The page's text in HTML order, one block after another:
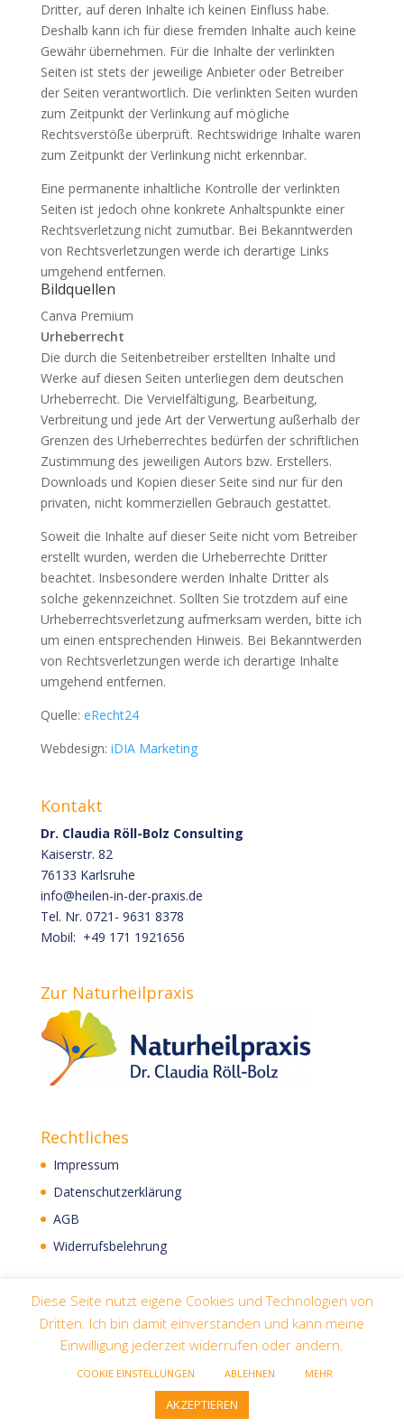
Dritter, auf deren Inhalte ich keinen Einfluss habe.
Deshalb kann ich für diese fremden Inhalte auch keine
Gewähr übernehmen. Für die Inhalte der verlinkten
Seiten ist stets der jeweilige Anbieter oder Betreiber
der Seiten verantwortlich. Die verlinkten Seiten wurden
zum Zeitpunkt der Verlinkung auf mögliche
Rechtsverstöße überprüft. Rechtswidrige Inhalte waren
zum Zeitpunkt der Verlinkung nicht erkennbar.
Eine permanente inhaltliche Kontrolle der verlinkten
Seiten ist jedoch ohne konkrete Anhaltspunkte einer
Rechtsverletzung nicht zumutbar. Bei Bekanntwerden
von Rechtsverletzungen werde ich derartige Links
umgehend entfernen.
Bildquellen
Canva Premium
Urheberrecht
Die durch die Seitenbetreiber erstellten Inhalte und
Werke auf diesen Seiten unterliegen dem deutschen
Urheberrecht. Die Vervielfältigung, Bearbeitung,
Verbreitung und jede Art der Verwertung außerhalb der
Grenzen des Urheberrechtes bedürfen der schriftlichen
Zustimmung des jeweiligen Autors bzw. Erstellers.
Downloads und Kopien dieser Seite sind nur für den
privaten, nicht kommerziellen Gebrauch gestattet.
Soweit die Inhalte auf dieser Seite nicht vom Betreiber
erstellt wurden, werden die Urheberrechte Dritter
beachtet. Insbesondere werden Inhalte Dritter als
solche gekennzeichnet. Sollten Sie trotzdem auf eine
Urheberrechtsverletzung aufmerksam werden, bitte ich
um einen entsprechenden Hinweis. Bei Bekanntwerden
von Rechtsverletzungen werde ich derartige Inhalte
umgehend entfernen.
Quelle: eRecht24
Webdesign: iDIA Marketing
Kontakt
Dr. Claudia Röll-Bolz Consulting
Kaiserstr. 82
76133 Karlsruhe
info@heilen-in-der-praxis.de
Tel. Nr. 0721- 9631 8378
Mobil: +49 171 1921656
Zur Naturheilpraxis
Rechtliches
Impressum
Datenschutzerklärung
AGB
Widerrufsbelehrung
Elegant Themes
WordPress
Diese Seite nutzt eigene Cookies und Technologien von
Dritten. Ich bin damit einverstanden und kann meine
Einwilligung jederzeit widerrufen oder ändern.
COOKIE EINSTELLUNGEN ABLEHNEN MEHR
AKZEPTIEREN